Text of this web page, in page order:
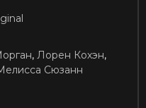
, Лорен Кохэн,
Сюзанн